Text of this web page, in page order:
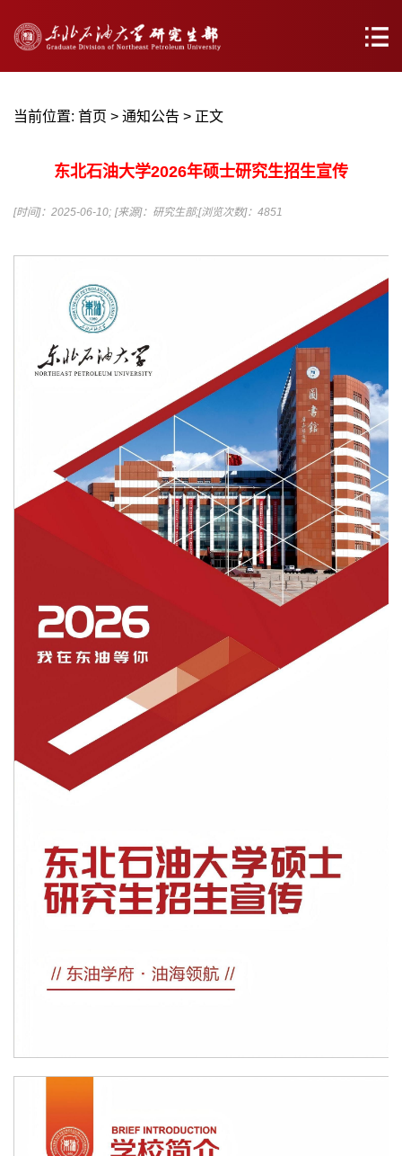
当前位置: 首页 > 通知公告 > 正文
东北石油大学2026年硕士研究生招生宣传
[时间]：2025-06-10; [来源]：研究生部;[浏览次数]： 4851